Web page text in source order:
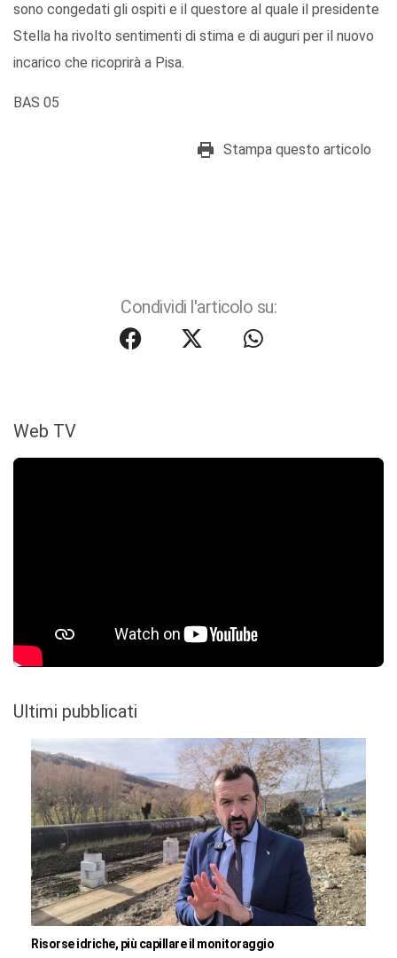
sono congedati gli ospiti e il questore al quale il presidente
Stella ha rivolto sentimenti di stima e di auguri per il nuovo
incarico che ricoprirà a Pisa.
BAS 05
Stampa questo articolo
Condividi l'articolo su:
Web TV
Ultimi pubblicati
Risorse idriche, più capillare il monitoraggio